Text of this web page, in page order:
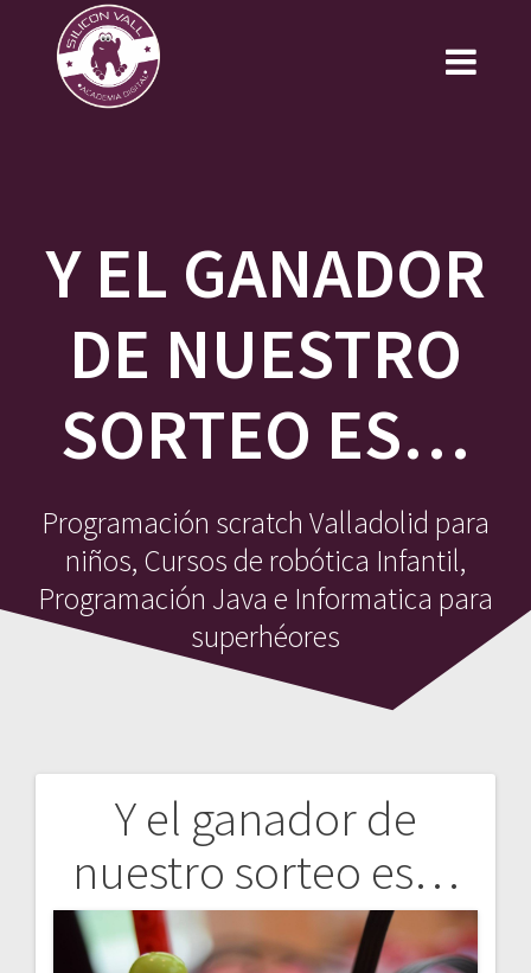
Y EL GANADOR
DE NUESTRO
SORTEO ES…
Programación scratch Valladolid para
niños, Cursos de robótica Infantil,
Programación Java e Informatica para
superhéores
Y el ganador de
nuestro sorteo es…
Navegación
de
entradas